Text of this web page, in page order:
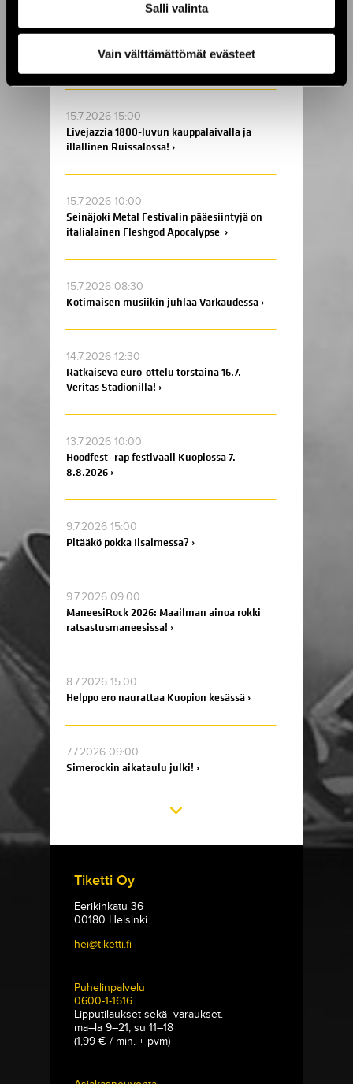
Salli valinta
Vain välttämättömät evästeet
17.7.2026 09:00
Enää kaksi viikkoa Jytäkesään! ›
15.7.2026 15:00
Livejazzia 1800-luvun kauppalaivalla ja
illallinen Ruissalossa! ›
15.7.2026 10:00
Seinäjoki Metal Festivalin pääesiintyjä on
italialainen Fleshgod Apocalypse ›
15.7.2026 08:30
Kotimaisen musiikin juhlaa Varkaudessa ›
14.7.2026 12:30
Ratkaiseva euro-ottelu torstaina 16.7.
Veritas Stadionilla! ›
13.7.2026 10:00
Hoodfest -rap festivaali Kuopiossa 7.–
8.8.2026 ›
9.7.2026 15:00
Pitääkö pokka Iisalmessa? ›
9.7.2026 09:00
ManeesiRock 2026: Maailman ainoa rokki
ratsastusmaneesissa! ›
8.7.2026 15:00
Helppo ero naurattaa Kuopion kesässä ›
7.7.2026 09:00
Simerockin aikataulu julki! ›
Tiketti Oy
Eerikinkatu 36
00180 Helsinki
hei@tiketti.fi
Puhelinpalvelu
0600-1-1616
Lipputilaukset sekä -varaukset.
ma–la 9–21, su 11–18
(1,99 € / min. + pvm)